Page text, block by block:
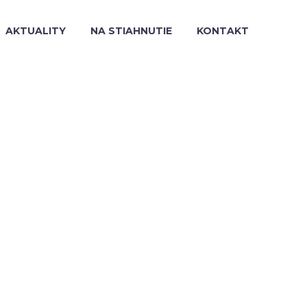
AKTUALITY NA STIAHNUTIE KONTAKT